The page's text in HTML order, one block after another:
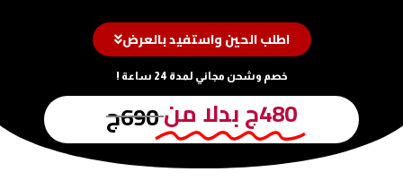
اطلب الحين واستفيد بالعرض
خصم وشحن مجاني لمدة 24 ساعة !
480ج بدلا من 690ج